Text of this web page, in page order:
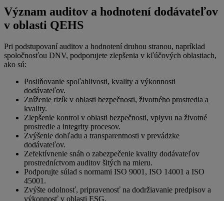
Význam auditov a hodnotení dodávateľov
v oblasti QEHS
Pri podstupovaní auditov a hodnotení druhou stranou, napríklad
spoločnosťou DNV, podporujete zlepšenia v kľúčových oblastiach,
ako sú:
Posilňovanie spoľahlivosti, kvality a výkonnosti
dodávateľov.
Zníženie rizík v oblasti bezpečnosti, životného prostredia a
kvality.
Zlepšenie kontrol v oblasti bezpečnosti, vplyvu na životné
prostredie a integrity procesov.
Zvýšenie dohľadu a transparentnosti v prevádzke
dodávateľov.
Zefektívnenie snáh o zabezpečenie kvality dodávateľov
prostredníctvom auditov šitých na mieru.
Podporujte súlad s normami ISO 9001, ISO 14001 a ISO
45001.
Zvýšte odolnosť, pripravenosť na dodržiavanie predpisov a
výkonnosť v oblasti ESG.